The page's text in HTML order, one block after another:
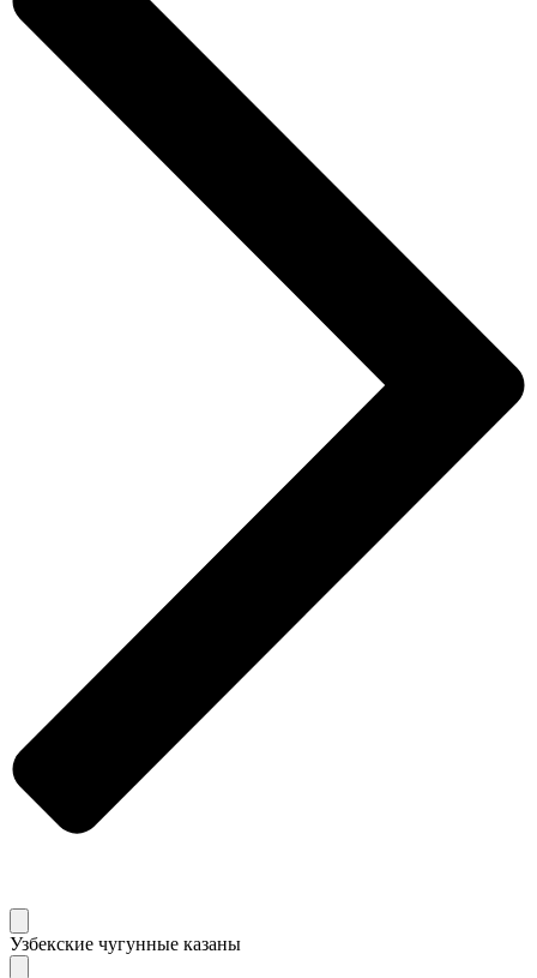
Узбекские чугунные казаны